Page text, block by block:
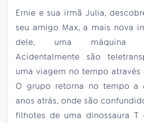
Ernie e sua irmã Julia,
seu amigo Max, a mais nova
dele, uma máquina
Acidentalmente são
uma viagem no tempo através
O grupo retorna no tempo a
anos atrás, onde são
filhotes de uma dinossaura T